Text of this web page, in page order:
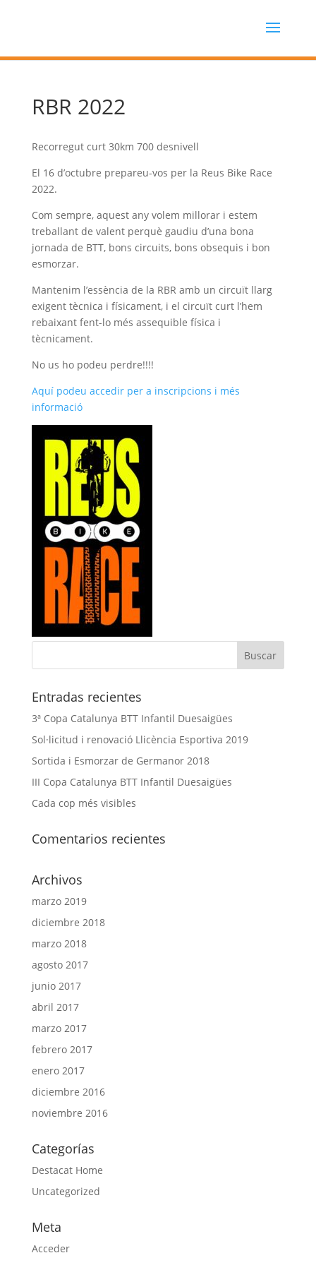
RBR 2022
Recorregut curt 30km 700 desnivell
El 16 d’octubre prepareu-vos per la Reus Bike Race
2022.
Com sempre, aquest any volem millorar i estem
treballant de valent perquè gaudiu d’una bona
jornada de BTT, bons circuits, bons obsequis i bon
esmorzar.
Mantenim l’essència de la RBR amb un circuït llarg
exigent tècnica i físicament, i el circuït curt l’hem
rebaixant fent-lo més assequible física i
tècnicament.
No us ho podeu perdre!!!!
Aquí podeu accedir per a inscripcions i més
informació
Entradas recientes
3ª Copa Catalunya BTT Infantil Duesaigües
Sol·licitud i renovació Llicència Esportiva 2019
Sortida i Esmorzar de Germanor 2018
III Copa Catalunya BTT Infantil Duesaigües
Cada cop més visibles
Comentarios recientes
Archivos
marzo 2019
diciembre 2018
marzo 2018
agosto 2017
junio 2017
abril 2017
marzo 2017
febrero 2017
enero 2017
diciembre 2016
noviembre 2016
Categorías
Destacat Home
Uncategorized
Meta
Acceder